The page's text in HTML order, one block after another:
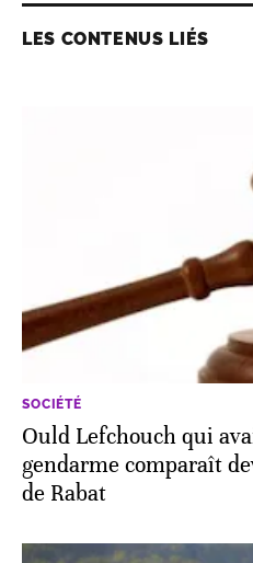
LES CONTENUS LIÉS
SOCIÉTÉ
Ould Lefchouch qui
gendarme comparaît
de Rabat